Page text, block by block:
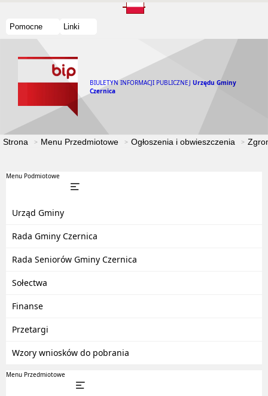
Pomocne Linki
BIULETYN INFORMACJI PUBLICZNEJ Urzędu Gminy
Czernica
Strona Menu Przedmiotowe Ogłoszenia i obwieszczenia
Menu Podmiotowe
Urząd Gminy
Rada Gminy Czernica
Rada Seniorów Gminy Czernica
Sołectwa
Finanse
Przetargi
Wzory wniosków do pobrania
Menu Przedmiotowe